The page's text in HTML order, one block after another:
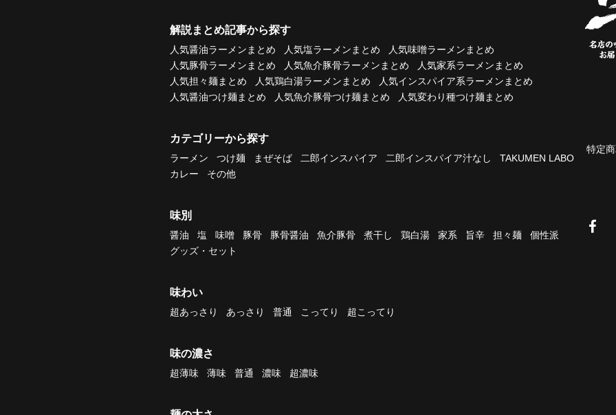
解説まとめ記事から探す
人気醤油ラーメンまとめ 人気塩ラーメンまとめ
人気味噌ラーメンまとめ
人気豚骨ラーメンまとめ
人気魚介豚骨ラーメンまとめ
人気家系ラーメンまとめ
人気担々麺まとめ
人気鶏白湯ラーメンまとめ
人気インスパイア系ラーメンまとめ
人気醤油つけ麺まとめ
人気魚介豚骨つけ麺まとめ 人気変わり種つけ麺まとめ
カテゴリーから探す
ラーメン つけ麺 まぜそば 二郎インスパイア 二郎インスパイア汁なし
TAKUMEN LABO
カレー
その他
味別
醤油 塩 味噌 豚骨 豚骨醤油 魚介豚骨 煮干し 鶏白湯 家系 旨辛 担々麺
個性派
グッズ・セット
味わい
超あっさり あっさり 普通 こってり 超こってり
味の濃さ
超薄味 薄味 普通 濃味 超濃味
特定